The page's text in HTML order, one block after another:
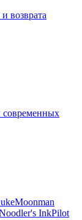
возврата
современных
Moonman
InkPilot